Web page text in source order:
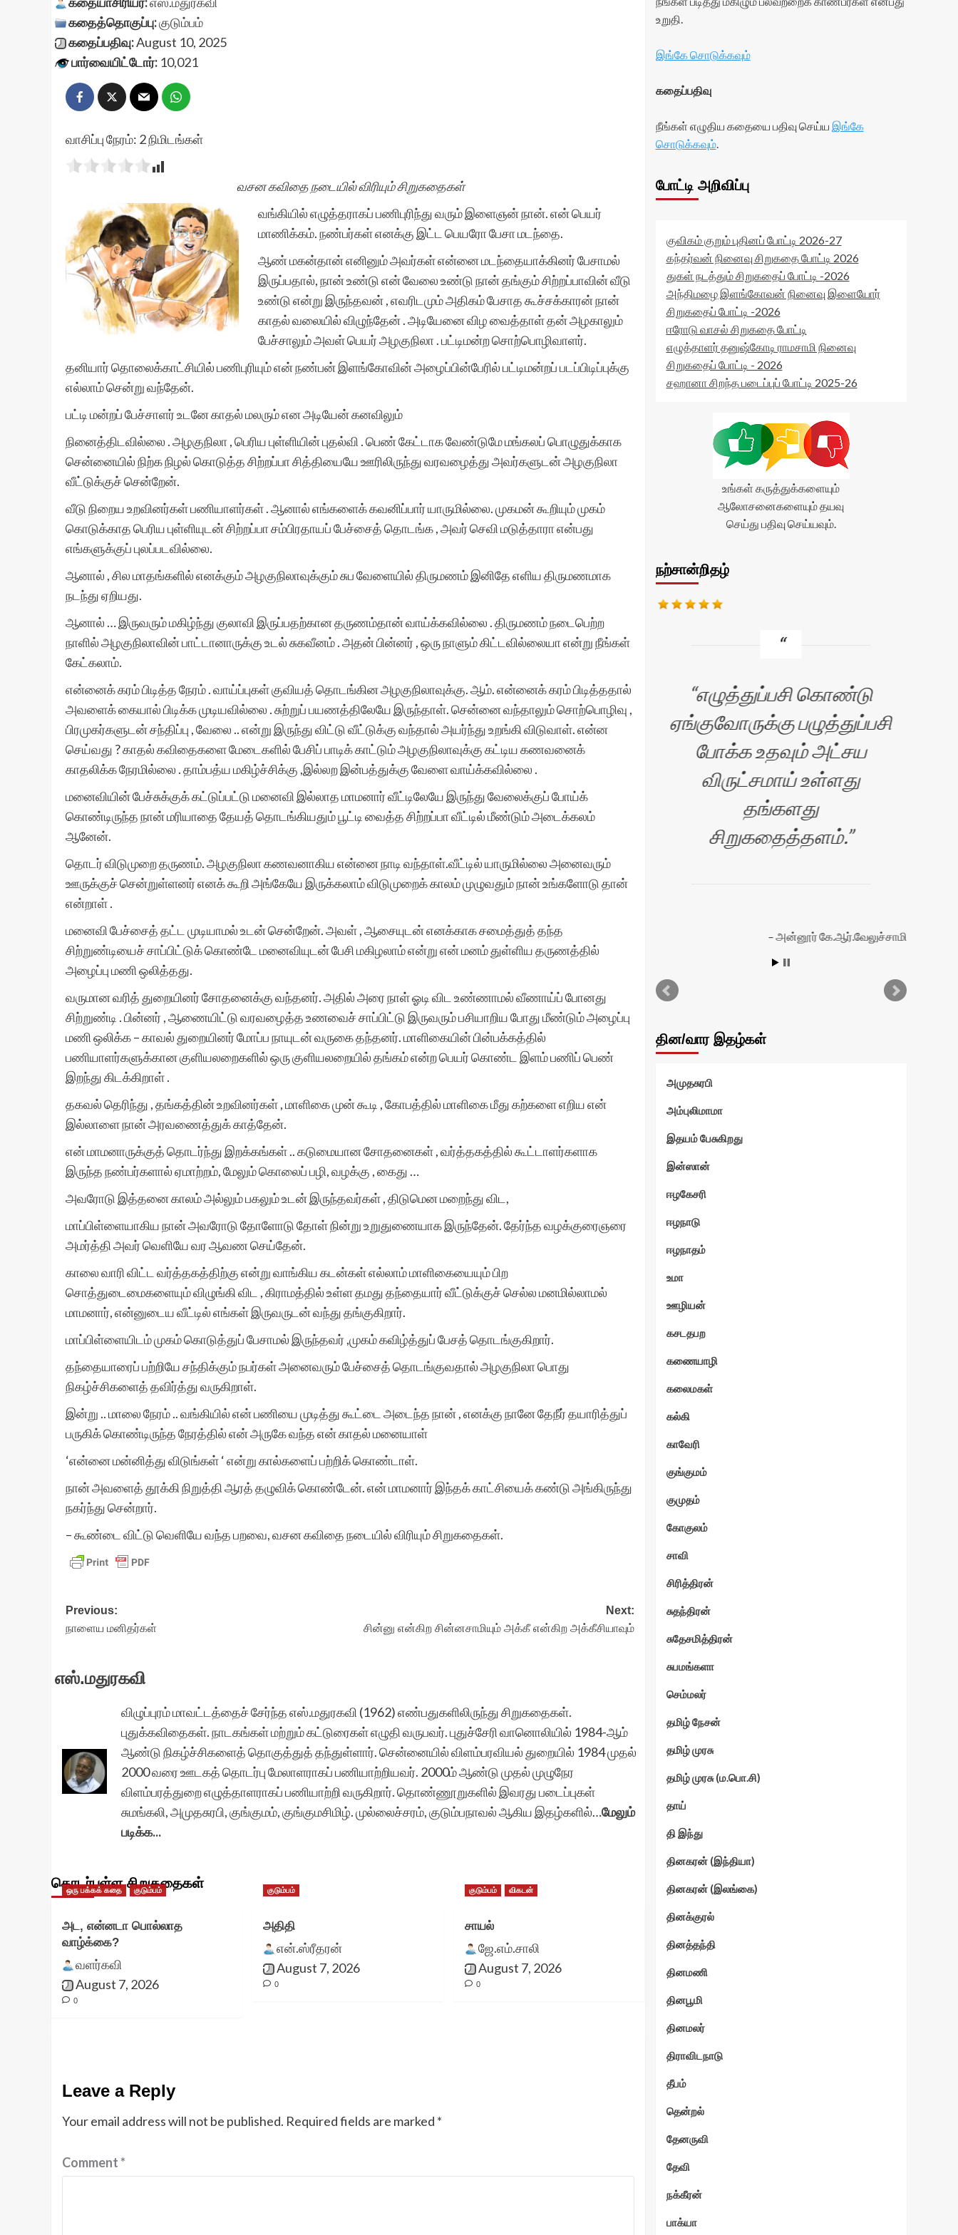
கதைத்தொகுப்பு:குடும்பம்
கதைப்பதிவு:August 10, 2025
பார்வையிட்டோர்: 10,021
வாசிப்பு நேரம்: 2நிமிடங்கள்
வசன கவிதை நடையில் விரியும் சிறுகதைகள்
வங்கியில் எழுத்தராகப் பணிபுரிந்து வரும் இளைஞன் நான். என் பெயர்
மாணிக்கம். நண்பர்கள் எனக்கு இட்ட பெயரோ பேசா மடந்தை.
ஆண் மகன்தான் எனினும் அவர்கள் என்னை மடந்தையாக்கினர் பேசாமல்
இருப்பதால், நான் உண்டு என் வேலை உண்டு நான் தங்கும் சிற்றப்பாவின் வீடு
உண்டு என்று இருந்தவன் , எவரிடமும் அதிகம் பேசாத கூச்சக்காரன் நான்
காதல் வலையில் விழுந்தேன் . அடியேனை விழ வைத்தாள் தன் அழகாலும்
பேச்சாலும் அவள் பெயர் அழகுநிலா . பட்டிமன்ற சொற்பொழிவாளர்.
தனியார் தொலைக்காட்சியில் பணிபுரியும் என் நண்பன் இளங்கோவின் அழைப்பின்பேரில் பட்டிமன்றப் படப்பிடிப்புக்கு
எல்லாம் சென்று வந்தேன்.
பட்டி மன்றப் பேச்சாளர் உடனே காதல் மலரும் என அடியேன் கனவிலும்
நினைத்திடவில்லை . அழகுநிலா , பெரிய புள்ளியின் புதல்வி . பெண் கேட்டாக வேண்டுமே மங்கலப் பொழுதுக்காக
சென்னையில் நிற்க நிழல் கொடுத்த சிற்றப்பா சித்தியையே ஊரிலிருந்து வரவழைத்து அவர்களுடன் அழகுநிலா
வீட்டுக்குச் சென்றேன்.
வீடு நிறைய உறவினர்கள் பணியாளர்கள் . ஆனால் எங்களைக் கவனிப்பார் யாருமில்லை. முகமன் கூறியும் முகம்
கொடுக்காத பெரிய புள்ளியுடன் சிற்றப்பா சம்பிரதாயப் பேச்சைத் தொடங்க , அவர் செவி மடுத்தாரா என்பது
எங்களுக்குப் புலப்படவில்லை.
ஆனால் , சில மாதங்களில் எனக்கும் அழகுநிலாவுக்கும் சுப வேளையில் திருமணம் இனிதே எளிய திருமணமாக
நடந்து ஏறியது.
ஆனால் … இருவரும் மகிழ்ந்து குலாவி இருப்பதற்கான தருணம்தான் வாய்க்கவில்லை . திருமணம் நடைபெற்ற
நாளில் அழகுநிலாவின் பாட்டானாருக்கு உடல் சுகவீனம் . அதன் பின்னர் , ஒரு நாளும் கிட்டவில்லையா என்று நீங்கள்
கேட்கலாம்.
என்னைக் கரம் பிடித்த நேரம் . வாய்ப்புகள் குவியத் தொடங்கின அழகுநிலாவுக்கு. ஆம். என்னைக் கரம் பிடித்ததால்
அவளைக் கையால் பிடிக்க முடியவில்லை . சுற்றுப் பயணத்திலேயே இருந்தாள். சென்னை வந்தாலும் சொற்பொழிவு ,
பிரமுகர்களுடன் சந்திப்பு , வேலை .. என்று இருந்து விட்டு வீட்டுக்கு வந்தால் அயர்ந்து உறங்கி விடுவாள். என்ன
செய்வது ? காதல் கவிதைகளை மேடைகளில் பேசிப் பாடிக் காட்டும் அழகுநிலாவுக்கு கட்டிய கணவனைக்
காதலிக்க நேரமில்லை . தாம்பத்ய மகிழ்ச்சிக்கு ,இல்லற இன்பத்துக்கு வேளை வாய்க்கவில்லை .
மனைவியின் பேச்சுக்குக் கட்டுப்பட்டு மனைவி இல்லாத மாமனார் வீட்டிலேயே இருந்து வேலைக்குப் போய்க்
கொண்டிருந்த நான் மரியாதை தேயத் தொடங்கியதும் பூட்டி வைத்த சிற்றப்பா வீட்டில் மீண்டும் அடைக்கலம்
ஆனேன்.
தொடர் விடுமுறை தருணம். அழகுநிலா கணவனாகிய என்னை நாடி வந்தாள்.வீட்டில் யாருமில்லை அனைவரும்
ஊருக்குச் சென்றுள்ளனர் எனக் கூறி அங்கேயே இருக்கலாம் விடுமுறைக் காலம் முழுவதும் நான் உங்களோடு தான்
என்றாள் .
மனைவி பேச்சைத் தட்ட முடியாமல் உடன் சென்றேன். அவள் , ஆசையுடன் எனக்காக சமைத்துத் தந்த
சிற்றுண்டியைச் சாப்பிட்டுக் கொண்டே மனைவியுடன் பேசி மகிழலாம் என்று என் மனம் துள்ளிய தருணத்தில்
அழைப்பு மணி ஒலித்தது.
வருமான வரித் துறையினர் சோதனைக்கு வந்தனர். அதில் அரை நாள் ஓடி விட உண்ணாமல் வீணாய்ப் போனது
சிற்றுண்டி . பின்னர் , ஆணையிட்டு வரவழைத்த உணவைச் சாப்பிட்டு இருவரும் பசியாறிய போது மீண்டும் அழைப்பு
மணி ஒலிக்க – காவல் துறையினர் மோப்ப நாயுடன் வருகை தந்தனர். மாளிகையின் பின்பக்கத்தில்
பணியாளர்களுக்கான குளியலறைகளில் ஒரு குளியலறையில் தங்கம் என்ற பெயர் கொண்ட இளம் பணிப் பெண்
இறந்து கிடக்கிறாள் .
தகவல் தெரிந்து , தங்கத்தின் உறவினர்கள் , மாளிகை முன் கூடி , கோபத்தில் மாளிகை மீது கற்களை எறிய என்
இல்லாளை நான் அரவணைத்துக் காத்தேன்.
என் மாமனாருக்குத் தொடர்ந்து இறக்கங்கள் .. கடுமையான சோதனைகள் , வர்த்தகத்தில் கூட்டாளர்களாக
இருந்த நண்பர்களால் ஏமாற்றம், மேலும் கொலைப் பழி, வழக்கு , கைது …
அவரோடு இத்தனை காலம் அல்லும் பகலும் உடன் இருந்தவர்கள் , திடுமென மறைந்து விட,
மாப்பிள்ளையாகிய நான் அவரோடு தோளோடு தோள் நின்று உறுதுணையாக இருந்தேன். தேர்ந்த வழக்குரைஞரை
அமர்த்தி அவர் வெளியே வர ஆவண செய்தேன்.
காலை வாரி விட்ட வர்த்தகத்திற்கு என்று வாங்கிய கடன்கள் எல்லாம் மாளிகையையும் பிற
சொத்துடைமைகளையும் விழுங்கி விட , கிராமத்தில் உள்ள தமது தந்தையார் வீட்டுக்குச் செல்ல மனமில்லாமல்
மாமனார், என்னுடைய வீட்டில் எங்கள் இருவருடன் வந்து தங்குகிறார்.
மாப்பிள்ளையிடம் முகம் கொடுத்துப் பேசாமல் இருந்தவர் ,முகம் கவிழ்த்துப் பேசத் தொடங்குகிறார்.
தந்தையாரைப் பற்றியே சந்திக்கும் நபர்கள் அனைவரும் பேச்சைத் தொடங்குவதால் அழகுநிலா பொது
நிகழ்ச்சிகளைத் தவிர்த்து வருகிறாள்.
இன்று .. மாலை நேரம் .. வங்கியில் என் பணியை முடித்து கூட்டை அடைந்த நான் , எனக்கு நானே தேநீர் தயாரித்துப்
பருகிக் கொண்டிருந்த நேரத்தில் என் அருகே வந்த என் காதல் மனையாள்
‘என்னை மன்னித்து விடுங்கள் ‘ என்று கால்களைப் பற்றிக் கொண்டாள்.
நான் அவளைத் தூக்கி நிறுத்தி ஆரத் தழுவிக் கொண்டேன். என் மாமனார் இந்தக் காட்சியைக் கண்டு அங்கிருந்து
நகர்ந்து சென்றார்.
– கூண்டை விட்டு வெளியே வந்த பறவை, வசன கவிதை நடையில் விரியும் சிறுகதைகள்.
Post
navigation
Previous:
நாளைய மனிதர்கள்
Next:
சின்னு என்கிற சின்னசாமியும் அக்கீ என்கிற அக்கீசியாவும்
எஸ்.மதுரகவி
விழுப்புரம் மாவட்டத்தைச் சேர்ந்த எஸ்.மதுரகவி (1962) எண்பதுகளிலிருந்து சிறுகதைகள்.
புதுக்கவிதைகள். நாடகங்கள் மற்றும் கட்டுரைகள் எழுதி வருபவர். புதுச்சேரி வானொலியில் 1984-ஆம்
ஆண்டு நிகழ்ச்சிகளைத் தொகுத்துத் தந்துள்ளார். சென்னையில் விளம்பரவியல் துறையில் 1984 முதல்
2000 வரை ஊடகத் தொடர்பு மேலாளராகப் பணியாற்றியவர். 2000ம் ஆண்டு முதல் முழுநேர
விளம்பரத்துறை எழுத்தாளராகப் பணியாற்றி வருகிறார். தொண்ணூறுகளில் இவரது படைப்புகள்
சுமங்கலி, அமுதசுரபி, குங்குமம், குங்குமசிமிழ். முல்லைச்சரம், குடும்பநாவல் ஆகிய இதழ்களில்…மேலும்
படிக்க...
தொடர்புள்ள சிறுகதைகள்
ஒரு பக்கக் கதை குடும்பம்
அட, என்னடா பொல்லாத
வாழ்க்கை?
வளர்கவி
August 7, 2026
0
குடும்பம்
அதிதி
என்.ஸ்ரீதரன்
August 7, 2026
0
குடும்பம் விகடன்
சாயல்
ஜே.எம்.சாலி
August 7, 2026
0
Leave a Reply
Your email address will not be published. Required fields are marked *
Comment*
உறுதி.
இங்கே சொடுக்கவும்
கதைப்பதிவு
நீங்கள் எழுதிய கதையை பதிவு செய்ய இங்கே
சொடுக்கவும்.
போட்டி அறிவிப்பு
குவிகம் குறும் புதினப் போட்டி 2026-27
கந்தர்வன் நினைவு சிறுகதை போட்டி 2026
துகள் நடத்தும் சிறுகதைப் போட்டி -2026
அந்திமழை இளங்கோவன் நினைவு இளையோர்
சிறுகதைப் போட்டி -2026
ஈரோடு வாசல் சிறுகதை போட்டி
எழுத்தாளர் தனுஷ்கோடி ராமசாமி நினைவு
சிறுகதைப் போட்டி - 2026
சஹானா சிறந்த படைப்புப் போட்டி 2025-26
உங்கள் கருத்துக்களையும்
ஆலோசனைகளையும் தயவு
செய்து பதிவு செய்யவும்.
நற்சான்றிதழ்
மிக்க மகிழ்ச்சி. ஒவ்வொரு
தடவையும் எனது கதை
இணையதளத்தில்
சேர்க்கப்பட்டுள்ளது என்ற
செய்தி அறிந்து உண்மையில்
உங்களின் சேவை
அளப்பரியது. உலகெங்கிலும்
இருக்கும் தமிழர்களால்
எனது கதை படிக்கப் படுவது
தான். கதைக்கு ஏற்ற
படத்தினை தேர்வு செய்து
வெளியிடுவது தங்களின்
தனி சிறப்பு. மீண்டும்
நன்றியை தெரிவித்துக்
கொள்கிறேன். நன்றிகளுடன்
இரா.கலைச்செல்வி.
எழுத்துப்பசி கொண்டு
ஏங்குவோருக்கு பழுத்துப்பசி
போக்க உதவும் அட்சய
விருட்சமாய் உள்ளது
தங்களது
சிறுகதைத்தளம்.
அன்னூர் கே.ஆர்.வேலுச்சாமி
தின/வார இதழ்கள்
அமுதசுரபி
அம்புலிமாமா
இதயம் பேசுகிறது
இன்ஸான்
ஈழகேசரி
ஈழநாடு
ஈழநாதம்
உமா
ஊழியன்
கசடதபற
கணையாழி
கலைமகள்
கல்கி
காவேரி
குங்குமம்
குமுதம்
கோகுலம்
சாவி
சிரித்திரன்
சுதந்திரன்
சுதேசமித்திரன்
சுபமங்களா
செம்மலர்
தமிழ் நேசன்
தமிழ் முரசு
தமிழ் முரசு (ம.பொ.சி)
தாய்
தி இந்து
தினகரன் (இந்தியா)
தினகரன் (இலங்கை)
தினக்குரல்
தினத்தந்தி
தினமணி
தினபூமி
தினமலர்
திராவிடநாடு
தீபம்
தென்றல்
தேனருவி
தேவி
நக்கீரன்
பாக்யா